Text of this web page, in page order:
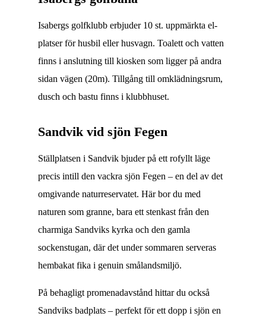
Isabergs golfklubb erbjuder 10 st. uppmärkta el-
platser för husbil eller husvagn. Toalett och vatten
finns i anslutning till kiosken som ligger på andra
sidan vägen (20m). Tillgång till omklädningsrum,
dusch och bastu finns i klubbhuset.
Sandvik vid sjön Fegen
Ställplatsen i Sandvik bjuder på ett rofyllt läge
precis intill den vackra sjön Fegen – en del av det
omgivande naturreservatet. Här bor du med
naturen som granne, bara ett stenkast från den
charmiga Sandviks kyrka och den gamla
sockenstugan, där det under sommaren serveras
hembakat fika i genuin smålandsmiljö.
På behagligt promenadavstånd hittar du också
Sandviks badplats – perfekt för ett dopp i sjön en